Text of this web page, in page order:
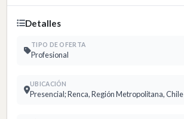
Detalles
TIPO DE OFERTA
Profesional
UBICACIÓN
Presencial; Renca, Región Metropolitana, Chile